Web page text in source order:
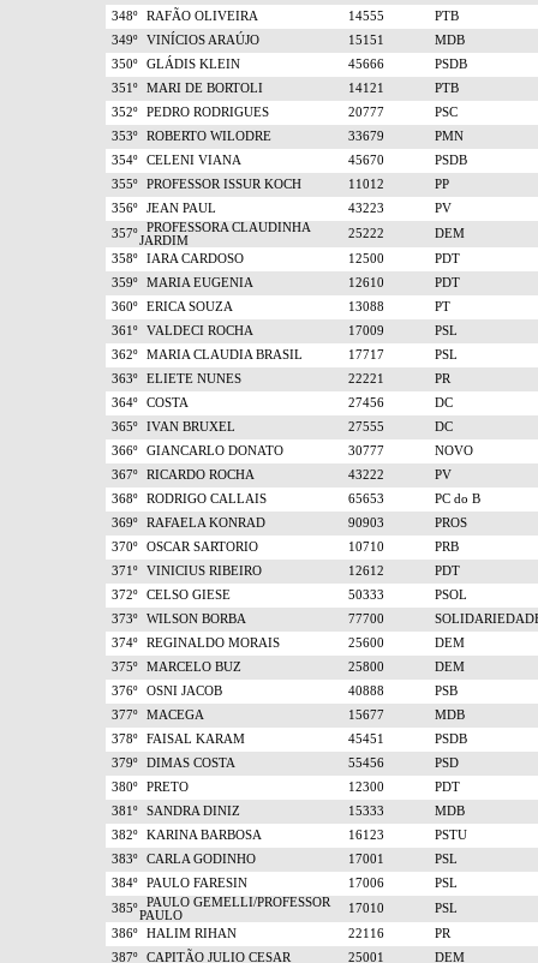
348º
RAFÃO OLIVEIRA 14555
PTB
349º
VINÍCIOS ARAÚJO 15151
MDB
350º
GLÁDIS KLEIN 45666
PSDB
351º
MARI DE BORTOLI 14121
PTB
352º
PEDRO RODRIGUES 20777
PSC
353º
ROBERTO WILODRE 33679
PMN
354º
CELENI VIANA 45670
PSDB
355º
PROFESSOR ISSUR KOCH 11012
PP
356º
JEAN PAUL 43223
PV
357º
PROFESSORA CLAUDINHA
JARDIM
25222
DEM
358º
IARA CARDOSO 12500
PDT
359º
MARIA EUGENIA 12610
PDT
360º
ERICA SOUZA 13088
PT
361º
VALDECI ROCHA 17009
PSL
362º
MARIA CLAUDIA BRASIL 17717
PSL
363º
ELIETE NUNES 22221
PR
364º
COSTA 27456
DC
365º
IVAN BRUXEL 27555
DC
366º
GIANCARLO DONATO 30777
NOVO
367º
RICARDO ROCHA 43222
PV
368º
RODRIGO CALLAIS 65653
PC do B
369º
RAFAELA KONRAD 90903
PROS
370º
OSCAR SARTORIO 10710
PRB
371º
VINICIUS RIBEIRO 12612
PDT
372º
CELSO GIESE 50333
PSOL
373º
WILSON BORBA 77700
374º
REGINALDO MORAIS 25600
DEM
375º
MARCELO BUZ 25800
DEM
376º
OSNI JACOB 40888
PSB
377º
MACEGA 15677
MDB
378º
FAISAL KARAM 45451
PSDB
379º
DIMAS COSTA 55456
PSD
380º
PRETO 12300
PDT
381º
SANDRA DINIZ 15333
MDB
382º
KARINA BARBOSA 16123
PSTU
383º
CARLA GODINHO 17001
PSL
384º
PAULO FARESIN 17006
PSL
385º
PAULO GEMELLI/PROFESSOR
PAULO
17010
PSL
386º
HALIM RIHAN 22116
PR
387º
CAPITÃO JULIO CESAR 25001
DEM